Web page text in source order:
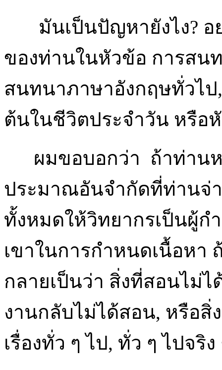
มันเป็นปัญหายังไง? อ
ของท่านในหัวข้อ การสน
สนทนาภาษาอังกฤษทั่วไ
ต้นในชีวิตประจำวัน หรือ
ผมขอบอกว่า ถ้าท่านห
ประมาณอันจำกัดที่ท่านจ่
ทั้งหมดให้วิทยากรเป็นผู้
เขาในการกำหนดเนื้อหา
กลายเป็นว่า สิ่งที่สอนไม่ไ
งานกลับไม่ได้สอน, หรือสิ่
เรื่องทั่ว ๆ ไป, ทั่ว ๆ ไปจริง